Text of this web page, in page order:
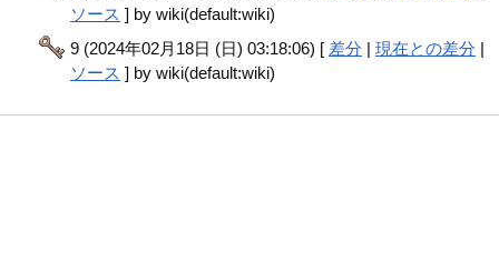
ソース ] by wiki(default:wiki)
9 (2024年02月18日 (日) 03:18:06) [ 差分 |現在との差分 |
ソース ] by wiki(default:wiki)